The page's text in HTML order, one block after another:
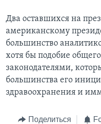
Два оставшихся на
американскому
большинство
хотя бы подобие
законодателями,
большинства его
здравоохранения и
Поделиться